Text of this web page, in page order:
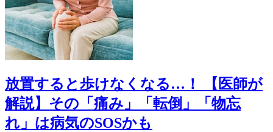
放置すると歩けなくなる…！ 【医師が
解説】その「痛み」「転倒」「物忘
れ」は病気のSOSかも